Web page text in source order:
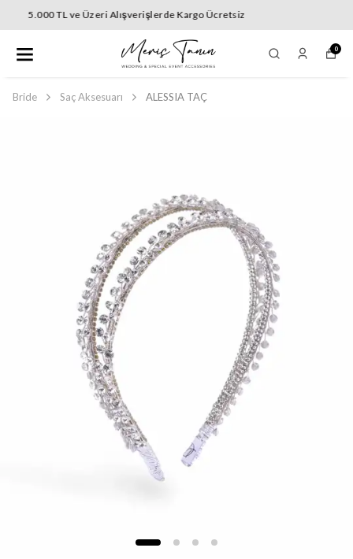
5.000 TL ve Üzeri Alışverişlerde Kargo Ücretsiz
0
Bride Saç Aksesuarı ALESSIA TAÇ